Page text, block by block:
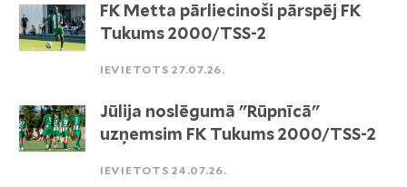
FK Metta pārliecinoši pārspēj FK
Tukums 2000/TSS-2
IEVIETOTS 27.07.26.
Jūlija noslēgumā "Rūpnīcā"
uzņemsim FK Tukums 2000/TSS-2
IEVIETOTS 24.07.26.